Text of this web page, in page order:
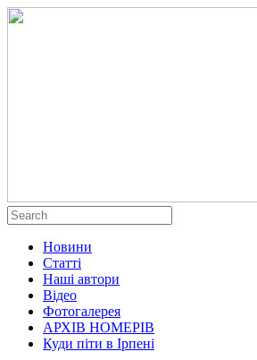
Новини
Статті
Наші автори
Відео
Фотогалерея
АРХІВ НОМЕРІВ
Куди піти в Ірпені